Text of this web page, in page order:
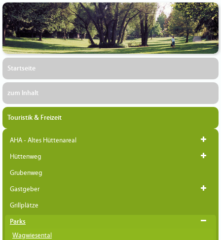
Startseite
zum Inhalt
Touristik & Freizeit
AHA - Altes Hüttenareal
Hüttenweg
Grubenweg
Gastgeber
Grillplätze
Parks
Wagwiesental